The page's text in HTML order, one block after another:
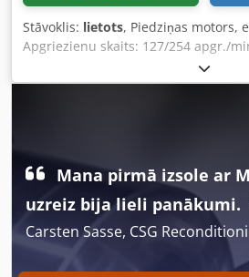
Stāvoklis: lietots, Piedziņas motors,
Apgriezienu skaits: 127/254 apgr./
- Izpildes veids: B3 - 1x vārpstas
vārpstas diametrs: Ø 24 mm -
Daudzums: pieejami 4 motori -
560/270/A240 mm Credpscnhbfjfx
Mana pirmā izsole ar
uzreiz bija lieli panākumi.
Carsten Sasse, CSG